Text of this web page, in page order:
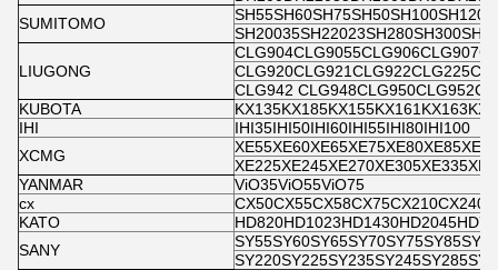
SUMITOMO
LIUGONG
CLG942
KUBOTA
IHI
IHI35IHI50IHI60IHI55IHI80IHI100
XCMG
YANMAR
ViO35ViO55ViO75
cx
KATO
SANY